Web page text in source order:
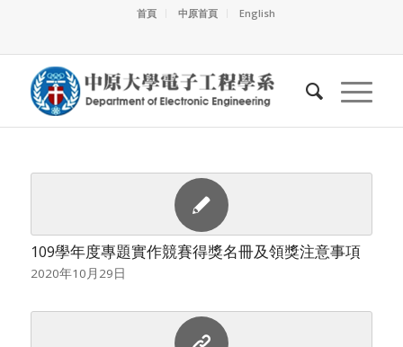
首頁 中原首頁 English
109學年度專題實作競賽得獎名冊及領獎注意事項
2020年10月29日